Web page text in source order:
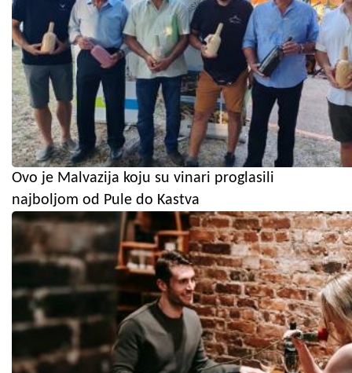
Ovo je Malvazija koju su vinari proglasili
najboljom od Pule do Kastva